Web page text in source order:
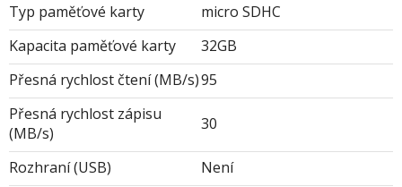
Typ paměťové karty
micro SDHC
Kapacita paměťové karty
32GB
Přesná rychlost čtení (MB/s)95
Přesná rychlost zápisu
(MB/s)
30
Rozhraní (USB)
Není